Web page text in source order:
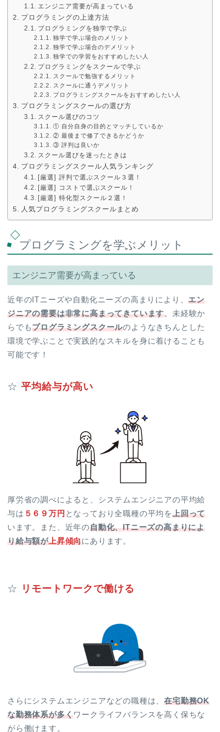
エンジニア需要が高まっている
プログラミングの上達方法
プログラミングを独学で学ぶ
独学で学ぶ場合のメリット
独学で学ぶ場合のデメリット
独学での学習をおすすめしたい人
プログラミングをスクールで学ぶ
スクールで勉強するメリット
スクールに通うデメリット
プログラミングスクールをおすすめしたい人
プログラミングスクールの選び方
スクール選びのコツ
① 自分自身の目的とマッチしているか
② 最後まで修了できるかどうか
③ 評判は良いか
スクール選びを迷ったときは
プログラミングスクール人気ランキング
[厳選] 評判で選ぶスクール３選！
[厳選] コストで選ぶスクール！
[厳選] 特化型スクール２選！
人気プログラミングスクールまとめ
プログラミングを学ぶメリット
エンジニア需要が高まっている
近年のITニーズや自動化ニーズの高まりにより、エン
ジニアの需要は非常に高まってきています。未経験か
らでもプログラミングスクールのようなきちんとした
環境で学ぶことで実践的なスキルを身に着けることも
可能です！
☆ 平均給与が高い
厚労省の調べによると、システムエンジニアの平均給
与は ５６９万円 となっており全職種の平均を上回って
います。また、近年の自動化、ITニーズの高まりによ
り給与額が上昇傾向にあります。
☆ リモートワークで働ける
さらにシステムエンジニアなどの職種は、在宅勤務OK
な勤務体系が多くワークライフバランスを高く保ちな
がら働けます。